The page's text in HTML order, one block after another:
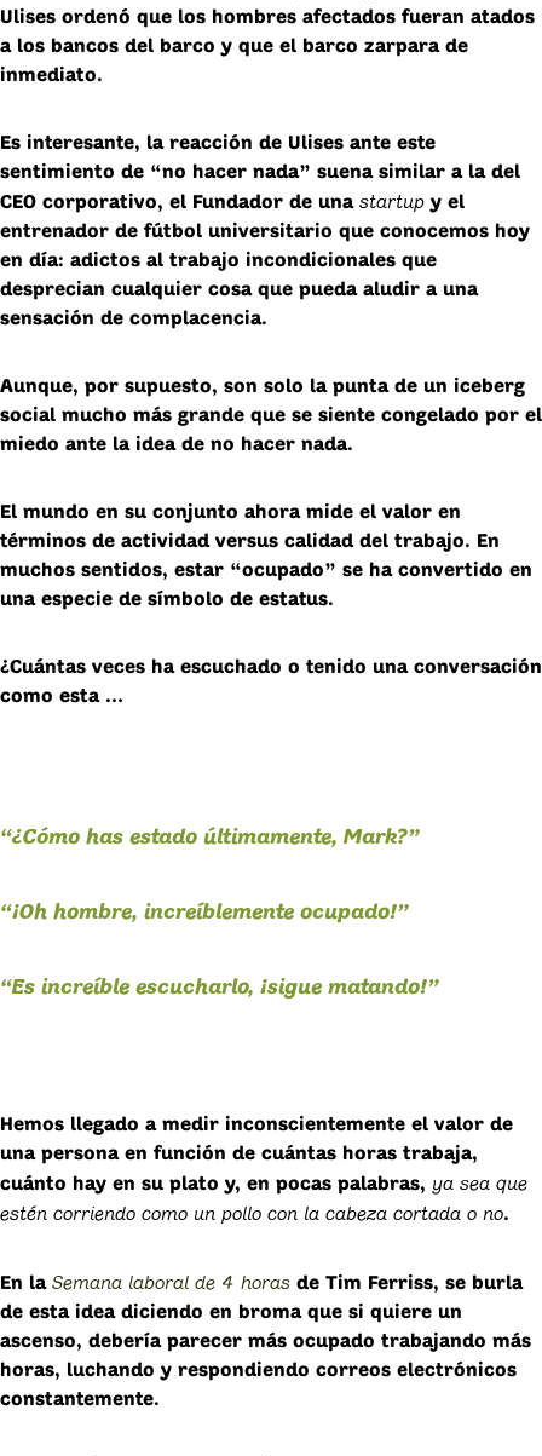
Ulises ordenó que los hombres afectados fueran atados
a los bancos del barco y que el barco zarpara de
inmediato.
Es interesante, la reacción de Ulises ante este
sentimiento de “no hacer nada” suena similar a la del
CEO corporativo, el Fundador de una startup y el
entrenador de fútbol universitario que conocemos hoy
en día: adictos al trabajo incondicionales que
desprecian cualquier cosa que pueda aludir a una
sensación de complacencia.
Aunque, por supuesto, son solo la punta de un iceberg
social mucho más grande que se siente congelado por el
miedo ante la idea de no hacer nada.
El mundo en su conjunto ahora mide el valor en
términos de actividad versus calidad del trabajo. En
muchos sentidos, estar “ocupado” se ha convertido en
una especie de símbolo de estatus.
¿Cuántas veces ha escuchado o tenido una conversación
como esta …
“¿Cómo has estado últimamente, Mark?”
“¡Oh hombre, increíblemente ocupado!”
“Es increíble escucharlo, ¡sigue matando!”
Hemos llegado a medir inconscientemente el valor de
una persona en función de cuántas horas trabaja,
cuánto hay en su plato y, en pocas palabras, ya sea que
estén corriendo como un pollo con la cabeza cortada o no.
En la Semana laboral de 4 horas de Tim Ferriss, se burla
de esta idea diciendo en broma que si quiere un
ascenso, debería parecer más ocupado trabajando más
horas, luchando y respondiendo correos electrónicos
constantemente.